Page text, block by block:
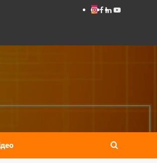
Instagram
Facebook
Linkedin
Youtube